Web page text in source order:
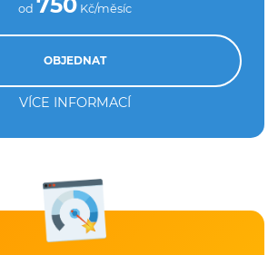
od Kč/měsíc
OBJEDNAT
VÍCE INFORMACÍ